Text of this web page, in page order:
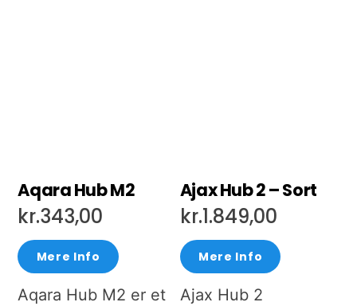
Aqara Hub M2
kr.343,00
Mere Info
Aqara Hub M2 er et
Ajax Hub 2 – Sort
kr.1.849,00
Mere Info
Ajax Hub 2